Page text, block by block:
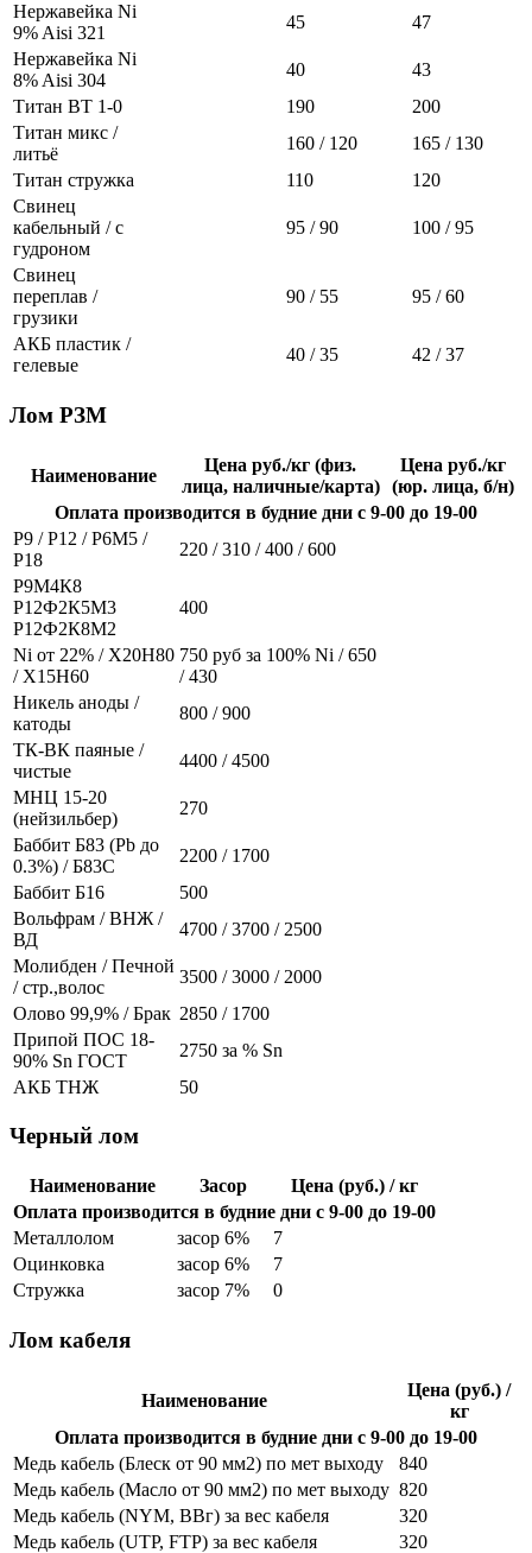
Нержавейка Ni
9% Aisi 321
45
47
Нержавейка Ni
8% Aisi 304
40
43
Титан ВТ 1-0
190
200
Титан микс /
литьё
160 / 120
165 / 130
Титан стружка
110
120
Свинец
кабельный / с
гудроном
95 / 90 100 / 95
Свинец
переплав /
грузики
90 / 55 95 / 60
АКБ пластик /
гелевые
40 / 35 42 / 37
Лом РЗМ
Наименование
Цена руб./кг (физ.
лица, наличные/карта)
Цена руб./кг
(юр. лица, б/н)
Оплата производится в будние дни с 9-00 до 19-00
Р9 / Р12 / Р6М5 /
Р18
220 / 310 / 400 / 600
Р9М4К8
Р12Ф2К5М3
Р12Ф2К8М2
400
Ni от 22% / Х20Н80
/ Х15Н60
750 руб за 100% Ni / 650
/ 430
Никель аноды /
катоды
800 / 900
ТК-ВК паяные /
чистые
4400 / 4500
МНЦ 15-20
(нейзильбер)
270
Баббит Б83 (Pb до
0.3%) / Б83С
2200 / 1700
Баббит Б16
500
Вольфрам / ВНЖ /
ВД
4700 / 3700 / 2500
Молибден / Печной
/ стр.,волос
3500 / 3000 / 2000
Олово 99,9% / Брак 2850 / 1700
Припой ПОС 18-
90% Sn ГОСТ
2750 за % Sn
АКБ ТНЖ
50
Черный лом
Наименование Засор
Цена (руб.) / кг
Оплата производится в будние дни с 9-00 до 19-00
Металлолом
засор 6%
7
Оцинковка
засор 6%
7
Стружка
засор 7% 0
Лом кабеля
Наименование
Цена (руб.) /
кг
Оплата производится в будние дни с 9-00 до 19-00
Медь кабель (Блеск от 90 мм2) по мет выходу
840
Медь кабель (Масло от 90 мм2) по мет выходу 820
Медь кабель (NYM, ВВг) за вес кабеля
320
Медь кабель (UTP, FTP) за вес кабеля
320